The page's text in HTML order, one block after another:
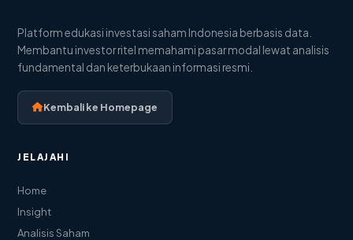
Platform edukasi investasi saham Indonesia berbasis data.
Membantu investor ritel memahami pasar modal lewat analisis
fundamental dan keterbukaan informasi resmi.
Kembali ke Homepage
JELAJAHI
Home
Insight
Analisis Saham